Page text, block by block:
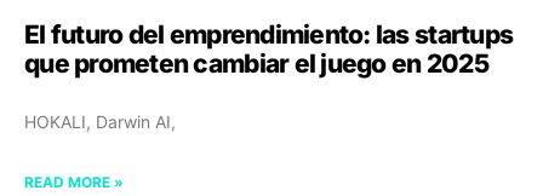
El futuro del emprendimiento: las startups
que prometen cambiar el juego en 2025
HOKALI, Darwin AI,
READ MORE »